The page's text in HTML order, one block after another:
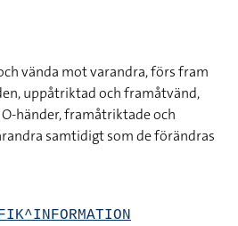
vända mot varandra, förs fram
uppåtriktad och framåtvänd,
händer, framåtriktade och
samtidigt som de förändras